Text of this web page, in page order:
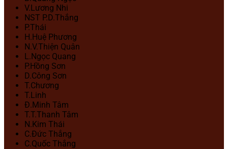
V.Lương Nhi
NST P.D.Thắng
P.Thái
H.Huệ Phương
N.V.Thiện Quân
L.Ngọc Quang
P.Hồng Sơn
D.Công Sơn
T.Chương
T.Linh
Đ.Minh Tâm
T.T.Thanh Tâm
N.Kim Thái
C.Đức Thắng
C.Quốc Thắng